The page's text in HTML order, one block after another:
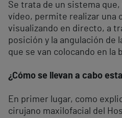
Se trata de un sistema
vídeo, permite realizar una
visualizando en directo, a
posición y la angulación de
que se van colocando en la
¿Cómo se llevan a cabo
En primer lugar, como
cirujano maxilofacial del